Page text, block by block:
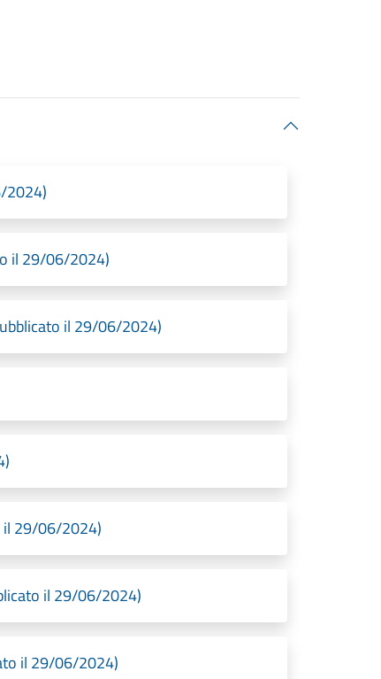
2024)
il 29/06/2024)
il 29/06/2024)
il 29/06/2024)
il 29/06/2024)
il 29/06/2024)